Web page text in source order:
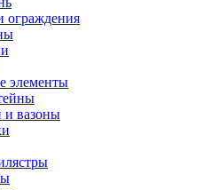
ограждения
элементы
и вазоны